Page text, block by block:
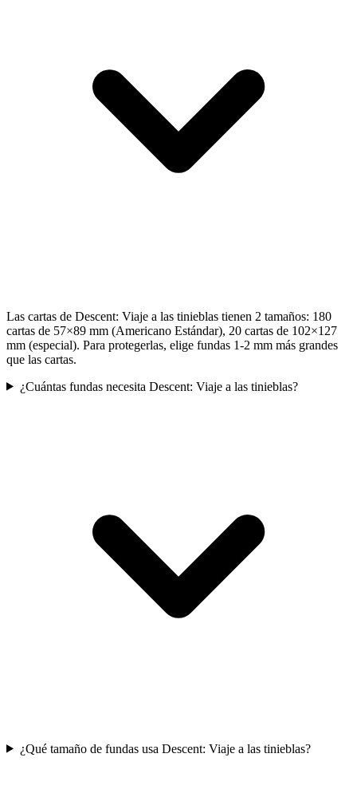
Las cartas de Descent: Viaje a las tinieblas tienen 2 tamaños: 180
cartas de 57×89 mm (Americano Estándar), 20 cartas de 102×127
mm (especial). Para protegerlas, elige fundas 1-2 mm más grandes
que las cartas.
¿Cuántas fundas necesita Descent: Viaje a las tinieblas?
¿Qué tamaño de fundas usa Descent: Viaje a las tinieblas?